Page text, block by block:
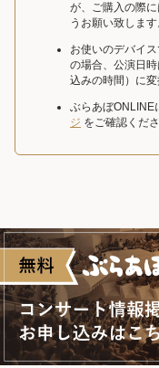
が、ご購入の際
うお願い致します
お使いのデバイ
の場合、公演日
込みの時間）に
ぶらあぼONLINE
ジ をご確認くださ